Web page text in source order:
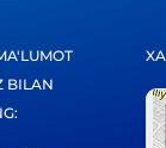
BILAN